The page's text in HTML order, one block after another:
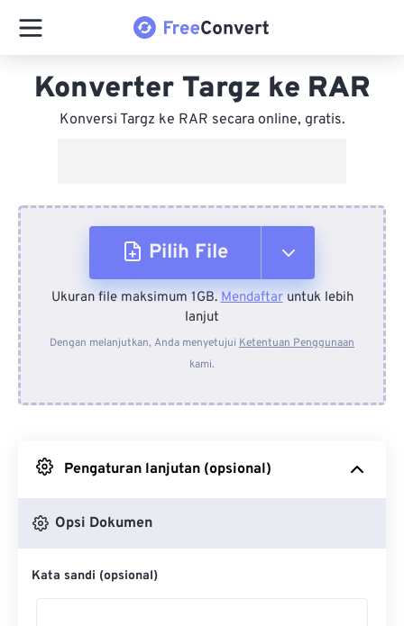
Konverter Targz ke RAR
Konversi Targz ke RAR secara online, gratis.
Pilih File
Dari Perangkat
Dari Dropbox
Ukuran file maksimum 1GB.Mendaftaruntuk lebih
lanjut
Dengan melanjutkan, Anda menyetujui Ketentuan Penggunaan
kami.
Pengaturan lanjutan (opsional)
Opsi Dokumen
Kata sandi (opsional)